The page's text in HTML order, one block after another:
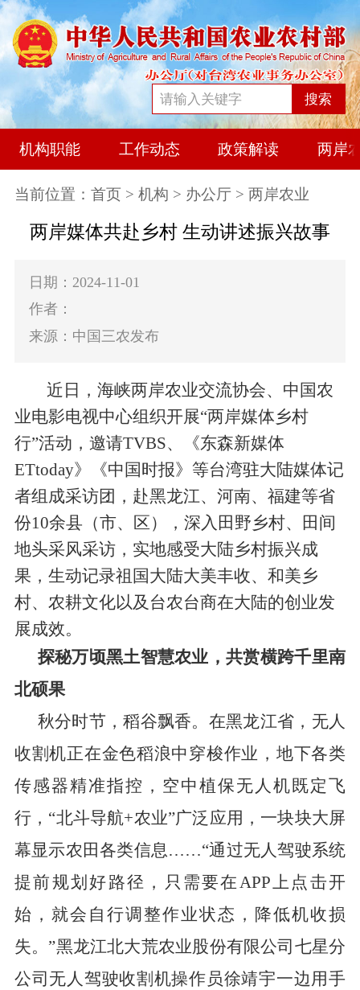
搜索
机构职能 工作动态 政策解读 两岸
当前位置： 首页 > 机构 > 办公厅> 两岸农业
两岸媒体共赴乡村 生动讲述振兴故事
日期：2024-11-01
作者：
来源：中国三农发布
近日，海峡两岸农业交流协会、中国农
业电影电视中心组织开展“两岸媒体乡村
行”活动，邀请TVBS、《东森新媒体
ETtoday》《中国时报》等台湾驻大陆媒体记
者组成采访团，赴黑龙江、河南、福建等省
份10余县（市、区），深入田野乡村、田间
地头采风采访，实地感受大陆乡村振兴成
果，生动记录祖国大陆大美丰收、和美乡
村、农耕文化以及台农台商在大陆的创业发
展成效。
探秘万顷黑土智慧农业 ，共赏横跨千里南
北硕果
秋分时节，稻谷飘香。在黑龙江省，无人
收割机正在金色稻浪中穿梭作业，地下各类
传感器精准指控，空中植保无人机既定飞
行，“北斗导航+农业”广泛应用，一块块大屏
幕显示农田各类信息……“通过无人驾驶系统
提前规划好路径，只需要在APP上点击开
始，就会自行调整作业状态，降低机收损
失。”黑龙江北大荒农业股份有限公司七星分
公司无人驾驶收割机操作员徐靖宇一边用手